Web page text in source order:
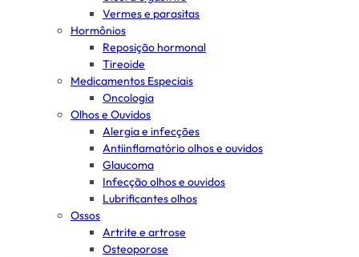
Vermes e parasitas
Hormônios
Reposição hormonal
Tireoide
Medicamentos Especiais
Oncologia
Olhos e Ouvidos
Alergia e infecções
Antiinflamatório olhos e ouvidos
Glaucoma
Infecção olhos e ouvidos
Lubrificantes olhos
Ossos
Artrite e artrose
Osteoporose